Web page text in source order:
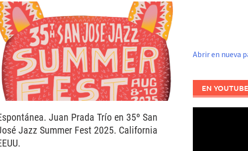
Juan Prada Trío en 35º San
Jazz Summer Fest 2025. California
Abrir en nueva
EN YOUTUBE